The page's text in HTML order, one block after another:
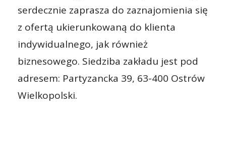
serdecznie zaprasza do zaznajomienia się
z ofertą ukierunkowaną do klienta
indywidualnego, jak również
biznesowego. Siedziba zakładu jest pod
adresem: Partyzancka 39, 63-400 Ostrów
Wielkopolski.